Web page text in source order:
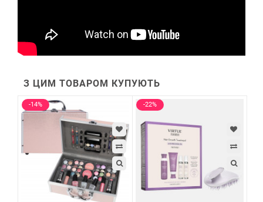
З ЦИМ ТОВАРОМ КУПУЮТЬ
-14% -22%